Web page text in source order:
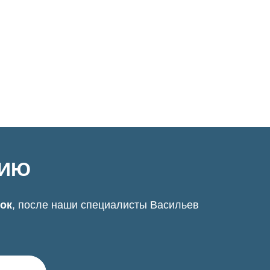
, после наши специалисты Васильев